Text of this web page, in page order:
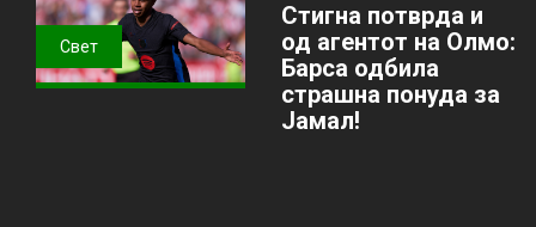
Свет
Стигна потврда и
од агентот на Олмо:
Барса одбила
страшна понуда за
Јамал!